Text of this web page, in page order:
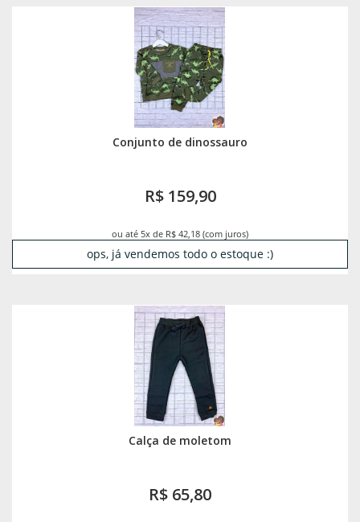
Conjunto de dinossauro
R$ 159,90
ou até 5x de R$ 42,18 (com juros)
ops, já vendemos todo o estoque :)
Calça de moletom
R$ 65,80